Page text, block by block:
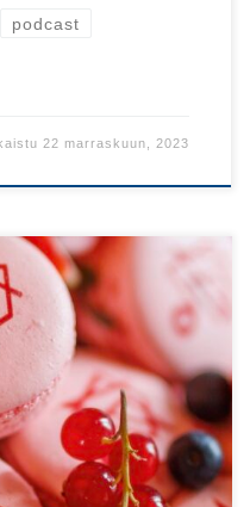
podcast
22 marraskuun, 2023